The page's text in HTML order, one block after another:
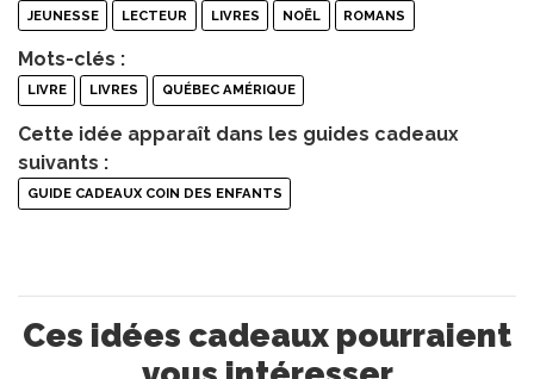
JEUNESSE LECTEUR LIVRES NOËL ROMANS
Mots-clés :
LIVRE LIVRES QUÉBEC AMÉRIQUE
Cette idée apparaît dans les guides cadeaux
suivants :
GUIDE CADEAUX COIN DES ENFANTS
Ces idées cadeaux pourraient